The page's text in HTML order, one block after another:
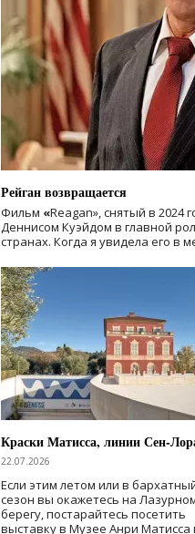
Рейган возвращается
Фильм «Reagan», снятый в 2024
Деннисом Куэйдом в главной
странах. Когда я увидела его
Краски Матисса, линии Сен-
22.07.2026
Если этим летом или в
сезон вы окажетесь на
берегу, постарайтесь посетить
выставку в Музее Анри Матисса